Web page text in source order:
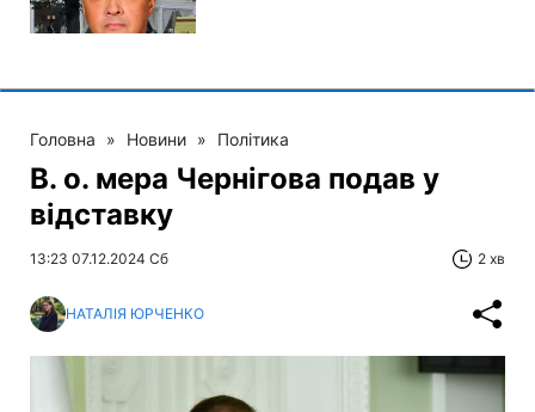
Головна » Новини » Політика
В. о. мера Чернігова подав у
відставку
13:23 07.12.2024 Сб 2 хв
НАТАЛІЯ ЮРЧЕНКО